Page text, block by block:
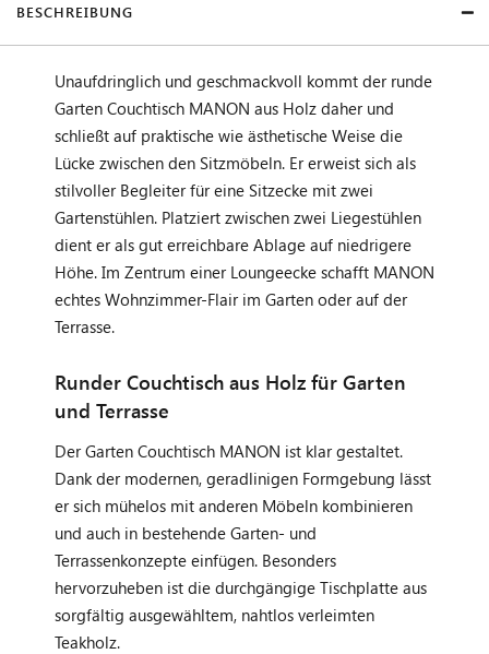
BESCHREIBUNG
Unaufdringlich und geschmackvoll kommt der runde
Garten Couchtisch MANON aus Holz daher und
schließt auf praktische wie ästhetische Weise die
Lücke zwischen den Sitzmöbeln. Er erweist sich als
stilvoller Begleiter für eine Sitzecke mit zwei
Gartenstühlen. Platziert zwischen zwei Liegestühlen
dient er als gut erreichbare Ablage auf niedrigere
Höhe. Im Zentrum einer Loungeecke schafft MANON
echtes Wohnzimmer-Flair im Garten oder auf der
Terrasse.
Runder Couchtisch aus Holz für Garten
und Terrasse
Der Garten Couchtisch MANON ist klar gestaltet.
Dank der modernen, geradlinigen Formgebung lässt
er sich mühelos mit anderen Möbeln kombinieren
und auch in bestehende Garten- und
Terrassenkonzepte einfügen. Besonders
hervorzuheben ist die durchgängige Tischplatte aus
sorgfältig ausgewähltem, nahtlos verleimten
Teakholz.